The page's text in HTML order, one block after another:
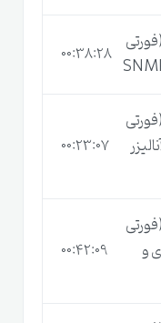
آموزش فایروال Fortigate (فورتی
00:38:28
آموزش فایروال Fortigate (فورتی
آنالیزر
00:23:07
آموزش فایروال Fortigate (فورتی
و
00:42:09